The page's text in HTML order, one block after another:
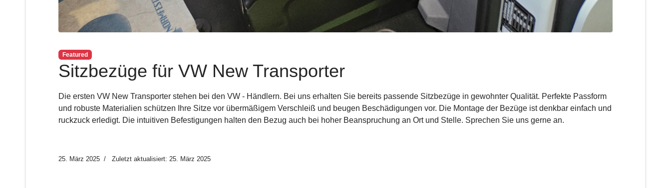
Featured
Sitzbezüge für VW New Transporter
Die ersten VW New Transporter stehen bei den VW - Händlern. Bei uns erhalten Sie bereits passende Sitzbezüge in gewohnter Qualität. Perfekte Passform
und robuste Materialien schützen Ihre Sitze vor übermäßigem Verschleiß und beugen Beschädigungen vor. Die Montage der Bezüge ist denkbar einfach und
ruckzuck erledigt. Die intuitiven Befestigungen halten den Bezug auch bei hoher Beanspruchung an Ort und Stelle. Sprechen Sie uns gerne an.
25. März 2025 Zuletzt aktualisiert: 25. März 2025